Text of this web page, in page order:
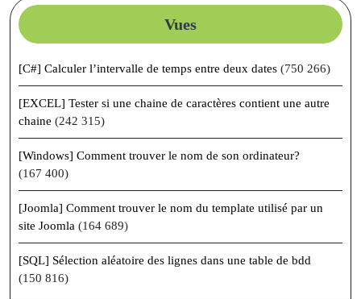
Vues
[C#] Calculer l’intervalle de temps entre deux dates (750 266)
[EXCEL] Tester si une chaine de caractères contient une autre
chaine (242 315)
[Windows] Comment trouver le nom de son ordinateur?
(167 400)
[Joomla] Comment trouver le nom du template utilisé par un
site Joomla (164 689)
[SQL] Sélection aléatoire des lignes dans une table de bdd
(150 816)